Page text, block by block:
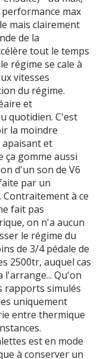
max
mais clairement
de la
tout le temps
régime se cale à
vitesses
du régime.
et
quotidien. C'est
la moindre
et
ça gomme aussi
d'un son de V6
par un
à ce
fait pas
on n'a aucun
le régime du
de 3/4 pédale de
2500tr, auquel cas
l'arrange... Qu'on
rapports simulés
uniquement
entre thermique
est en mode
à conserver un